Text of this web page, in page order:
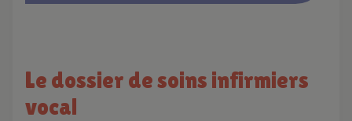
Le dossier de soins infirmiers
vocal